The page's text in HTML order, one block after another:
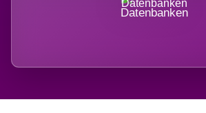
Datenbanken